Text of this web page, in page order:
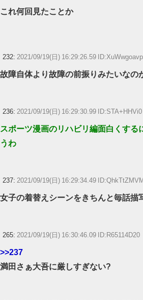
これ何回見たことか
232: 2021/09/19(日) 16:29:26.59 ID:XuWwgoavp
故障自体より故障の前振りみたいなの
236: 2021/09/19(日) 16:29:30.99 ID:STA+HHVi0
スポーツ漫画のリハビリ編面白くする
うわ
237: 2021/09/19(日) 16:29:34.49 ID:QhkTtZMVM
女子の着替えシーンをきちんと毎話描
265: 2021/09/19(日) 16:30:46.09 ID:R65114D20
>>237
満田さぁ大吾に厳しすぎない?